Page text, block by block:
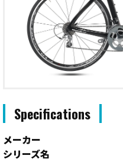
Specifications
メーカー
シリーズ名